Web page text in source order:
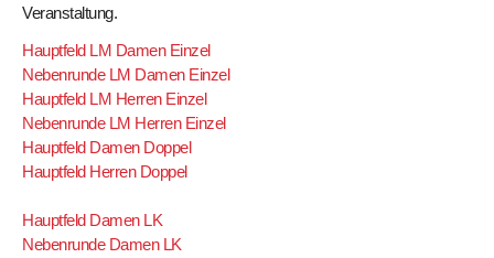
Veranstaltung.
Hauptfeld LM Damen Einzel
Nebenrunde LM Damen Einzel
Hauptfeld LM Herren Einzel
Nebenrunde LM Herren Einzel
Hauptfeld Damen Doppel
Hauptfeld Herren Doppel
Hauptfeld Damen LK
Nebenrunde Damen LK